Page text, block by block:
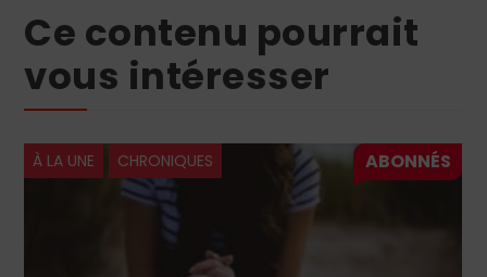
Ce contenu pourrait
vous intéresser
À LA UNE CHRONIQUES